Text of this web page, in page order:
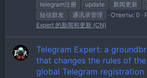
telegram注册
update 新闻更新
短信群发
通讯录管理 Ответы: 0
Expert 的新闻和更新 (CN)
Telegram Expert: a
that changes the rules of
global Telegram registration